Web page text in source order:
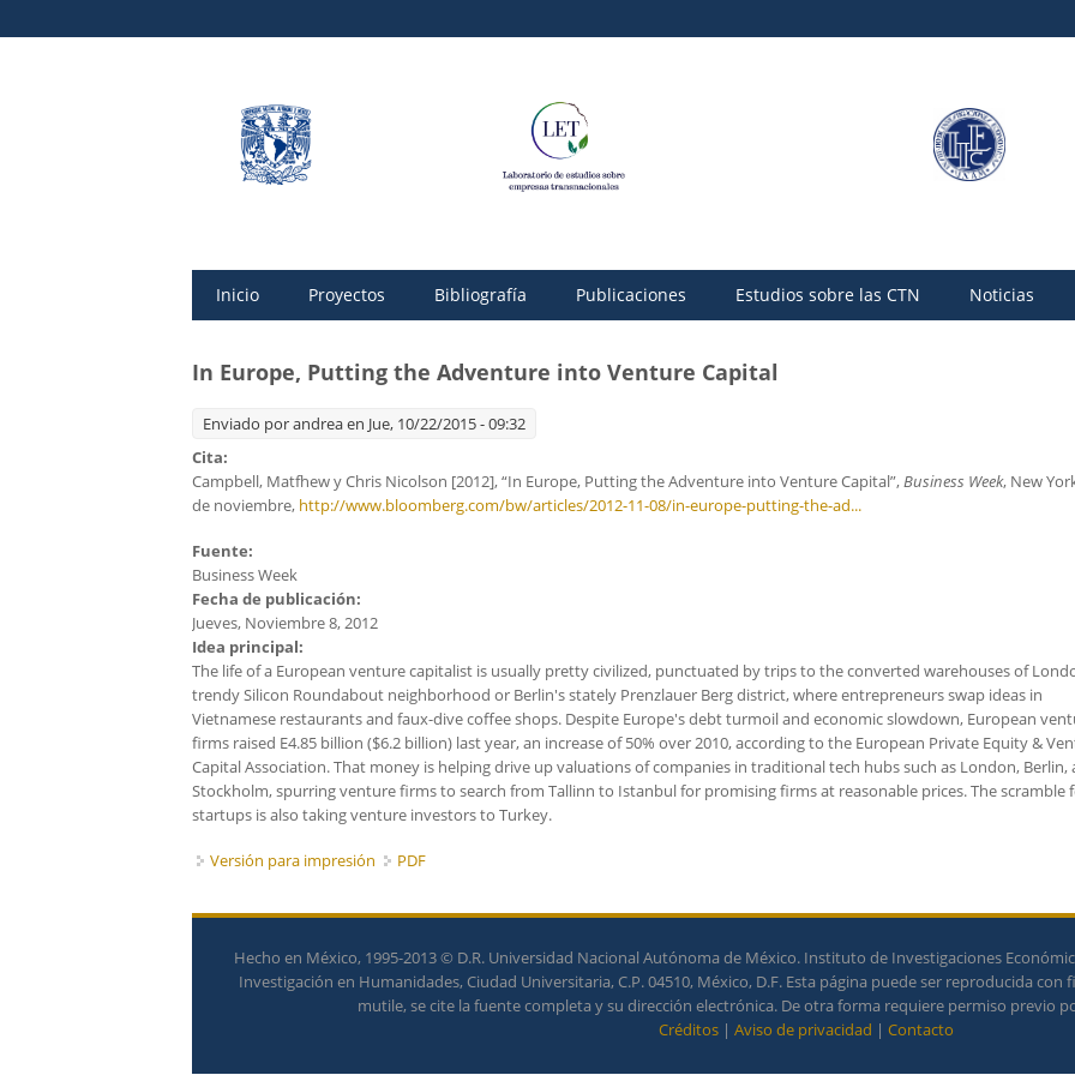
Inicio Proyectos Bibliografía Publicaciones Estudios sobre las CTN Noticias
In Europe, Putting the Adventure into Venture Capital
Enviado porandreaen Jue, 10/22/2015 - 09:32
Cita:
Campbell, Matfhew y Chris Nicolson [2012], “In Europe, Putting the Adventure into Venture Capital”,Business Week, New
de noviembre, http://www.bloomberg.com/bw/articles/2012-11-08/in-europe-putting-the-ad...
Fuente:
Business Week
Fecha de publicación:
Jueves, Noviembre 8, 2012
Idea principal:
The life of a European venture capitalist is usually pretty civilized, punctuated by trips to the converted warehouses of
trendy Silicon Roundabout neighborhood or Berlin's stately Prenzlauer Berg district, where entrepreneurs swap ideas in
Vietnamese restaurants and faux-dive coffee shops. Despite Europe's debt turmoil and economic slowdown, European
firms raised E4.85 billion ($6.2 billion) last year, an increase of 50% over 2010, according to the European Private Equity &
Capital Association. That money is helping drive up valuations of companies in traditional tech hubs such as London, Berlin,
Stockholm, spurring venture firms to search from Tallinn to Istanbul for promising firms at reasonable prices. The scramble
startups is also taking venture investors to Turkey.
Versión para impresión PDF
Hecho en México, 1995-2013 © D.R. Universidad Nacional Autónoma de México. Instituto de Investigaciones
Investigación en Humanidades, Ciudad Universitaria, C.P. 04510, México, D.F. Esta página puede ser reproducida
mutile, se cite la fuente completa y su dirección electrónica. De otra forma requiere permiso previo
Créditos | Aviso de privacidad | Contacto